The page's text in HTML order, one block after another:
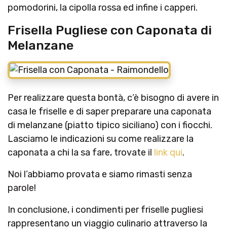
pomodorini, la cipolla rossa ed infine i capperi.
Frisella Pugliese con Caponata di
Melanzane
Per realizzare questa bontà, c’è bisogno di avere in
casa le friselle e di saper preparare una caponata
di melanzane (piatto tipico siciliano) con i fiocchi.
Lasciamo le indicazioni su come realizzare la
caponata a chi la sa fare, trovate il link qui.
Noi l’abbiamo provata e siamo rimasti senza
parole!
In conclusione, i condimenti per friselle pugliesi
rappresentano un viaggio culinario attraverso la